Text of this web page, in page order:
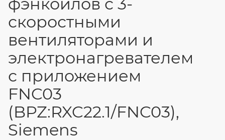
скоростными
вентиляторами и
электронагревателем
с приложением
FNC03
(BPZ:RXC22.1/FNC03),
Siemens